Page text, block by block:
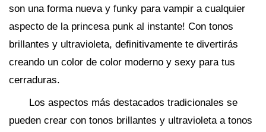
son una forma nueva y funky para vampir a cualquier
aspecto de la princesa punk al instante! Con tonos
brillantes y ultravioleta, definitivamente te divertirás
creando un color de color moderno y sexy para tus
cerraduras.
Los aspectos más destacados tradicionales se
pueden crear con tonos brillantes y ultravioleta a tonos